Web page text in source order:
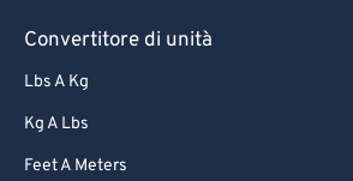
Convertitore di unità
Lbs A Kg
Kg A Lbs
Feet A Meters